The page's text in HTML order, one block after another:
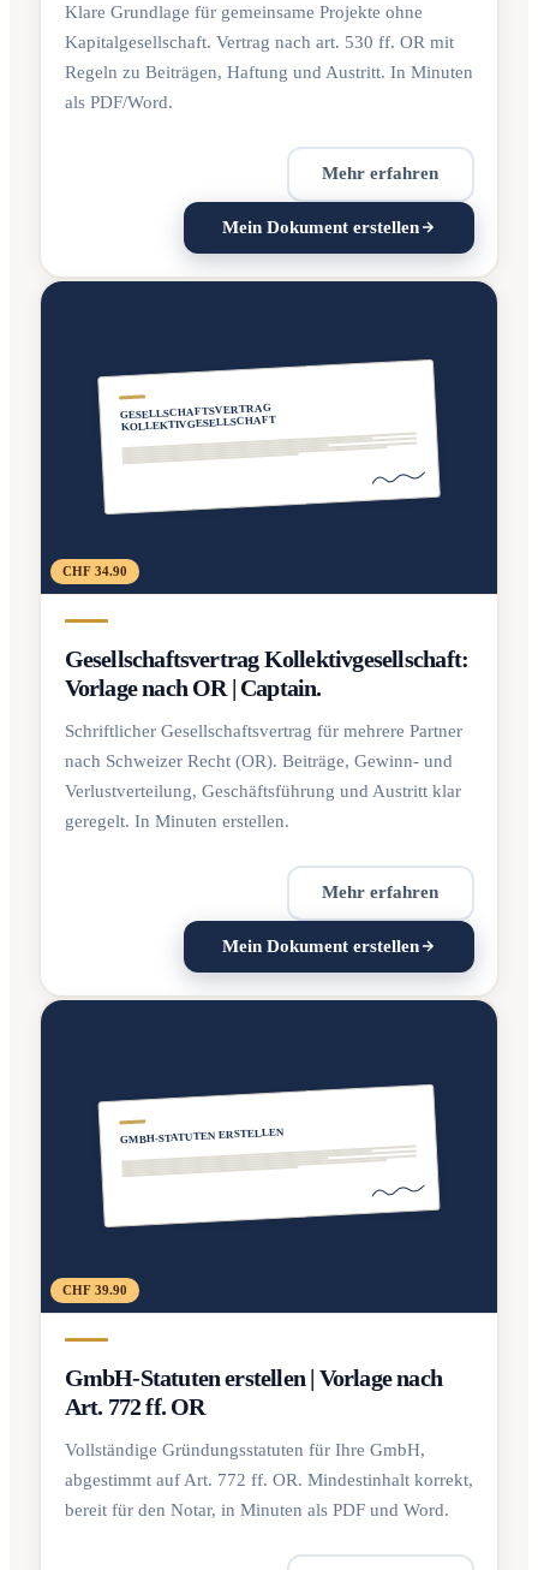
Klare Grundlage für gemeinsame Projekte ohne
Kapitalgesellschaft. Vertrag nach art. 530 ff. OR mit
Regeln zu Beiträgen, Haftung und Austritt. In Minuten
als PDF/Word.
Mehr erfahren
Mein Dokument erstellen
GESELLSCHAFTSVERTRAG
KOLLEKTIVGESELLSCHAFT
CHF 34.90
Gesellschaftsvertrag Kollektivgesellschaft:
Vorlage nach OR | Captain.
Schriftlicher Gesellschaftsvertrag für mehrere Partner
nach Schweizer Recht (OR). Beiträge, Gewinn- und
Verlustverteilung, Geschäftsführung und Austritt klar
geregelt. In Minuten erstellen.
Mehr erfahren
Mein Dokument erstellen
GMBH-STATUTEN ERSTELLEN
CHF 39.90
GmbH-Statuten erstellen | Vorlage nach
Art. 772 ff. OR
Vollständige Gründungsstatuten für Ihre GmbH,
abgestimmt auf Art. 772 ff. OR. Mindestinhalt korrekt,
bereit für den Notar, in Minuten als PDF und Word.